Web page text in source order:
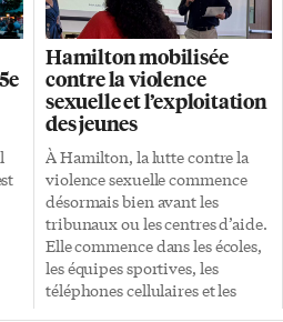
Hamilton mobilisée
contre la violence
sexuelle et l’exploitation
des jeunes
À Hamilton, la lutte contre la
violence sexuelle commence
désormais bien avant les
tribunaux ou les centres d’aide.
Elle commence dans les écoles,
les équipes sportives, les
téléphones cellulaires et les